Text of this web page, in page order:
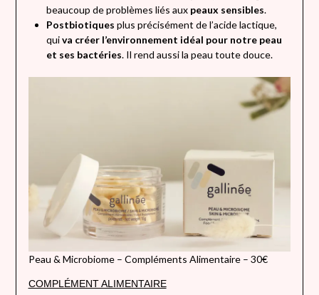
beaucoup de problèmes liés aux peaux sensibles.
Postbiotiques plus précisément de l’acide lactique,
quiva créer l’environnement idéal pour notre peau
et ses bactéries. Il rend aussi la peau toute douce.
Peau & Microbiome – Compléments Alimentaire – 30€
COMPLÉMENT ALIMENTAIRE